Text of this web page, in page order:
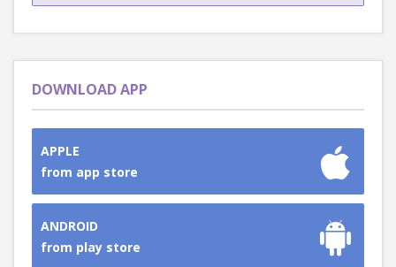
DOWNLOAD APP
APPLE
from app store
ANDROID
from play store